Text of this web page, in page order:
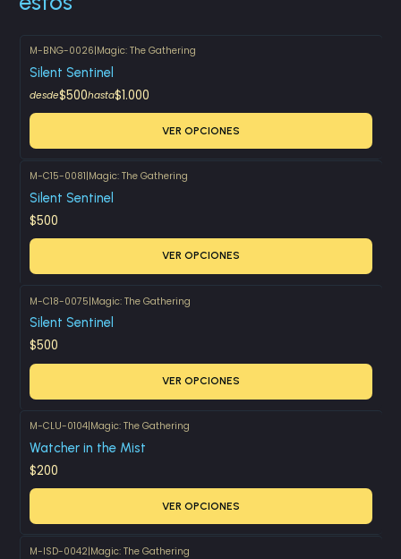
M-BNG-0026|Magic: The Gathering
Silent Sentinel
desde$500hasta$1.000
VER OPCIONES
M-C15-0081|Magic: The Gathering
Silent Sentinel
$500
VER OPCIONES
M-C18-0075|Magic: The Gathering
Silent Sentinel
$500
VER OPCIONES
M-CLU-0104|Magic: The Gathering
Watcher in the Mist
$200
VER OPCIONES
M-ISD-0042|Magic: The Gathering